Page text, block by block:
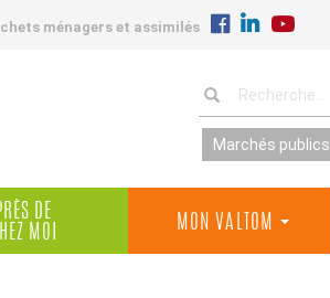
ménagers et assimilés
Marchés publics
DE
MOI
MON VALTOM